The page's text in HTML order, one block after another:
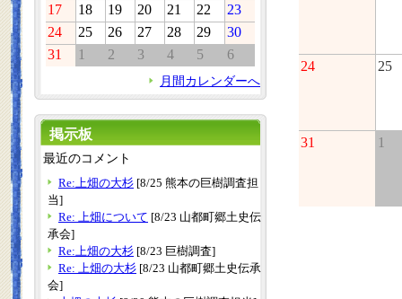
24 25
31 1
17
18 19 20 21 22
23
24
25 26 27 28 29
30
31
1 2 3 4 5 6
月間カレンダーへ
掲示板
最近のコメント
Re:上畑の大杉 [8/25 熊本の巨樹調査担
当]
Re: 上畑について [8/23 山都町郷土史伝
承会]
Re:上畑の大杉 [8/23 巨樹調査]
Re: 上畑の大杉 [8/23 山都町郷土史伝承
会]